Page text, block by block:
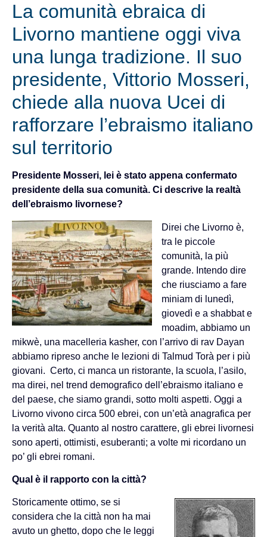
La comunità ebraica di
Livorno mantiene oggi viva
una lunga tradizione. Il suo
presidente, Vittorio Mosseri,
chiede alla nuova Ucei di
rafforzare l’ebraismo italiano
sul territorio
Presidente Mosseri, lei è stato appena confermato
presidente della sua comunità. Ci descrive la realtà
dell’ebraismo livornese?
Direi che Livorno è,
tra le piccole
comunità, la più
grande. Intendo dire
che riusciamo a fare
miniam di lunedì,
giovedì e a shabbat e
moadim, abbiamo un
mikwè, una macelleria kasher, con l’arrivo di rav Dayan
abbiamo ripreso anche le lezioni di Talmud Torà per i più
giovani. Certo, ci manca un ristorante, la scuola, l’asilo,
ma direi, nel trend demografico dell’ebraismo italiano e
del paese, che siamo grandi, sotto molti aspetti. Oggi a
Livorno vivono circa 500 ebrei, con un’età anagrafica per
la verità alta. Quanto al nostro carattere, gli ebrei livornesi
sono aperti, ottimisti, esuberanti; a volte mi ricordano un
po’ gli ebrei romani.
Qual è il rapporto con la città?
Storicamente ottimo, se si
considera che la città non ha mai
avuto un ghetto, dopo che le leggi